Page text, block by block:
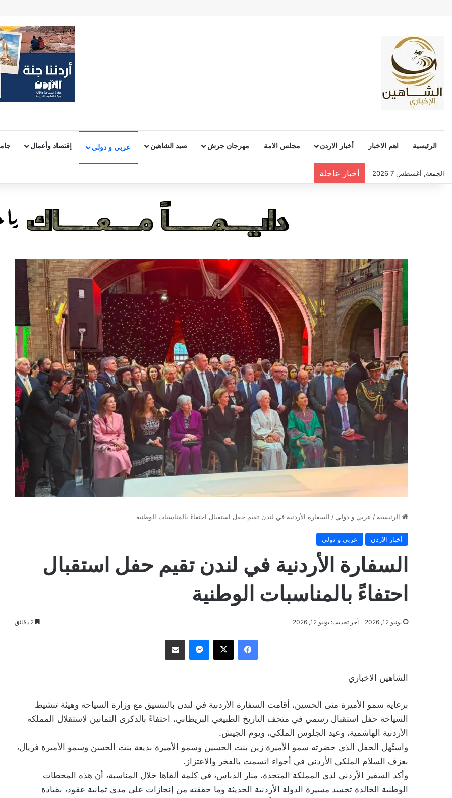
الرئيسية اهم الاخبار أخبار الاردن مجلس الامة مهرجان جرش صيد الشاهين عربي و دولي إقتصاد وأعمال
الجمعة, أغسطس 7 2026 أخبار عاجلة
الرئيسية / عربي و دولي / السفارة الأردنية في لندن تقيم حفل استقبال احتفاءً بالمناسبات الوطنية
أخبار الاردن عربي و دولي
السفارة الأردنية في لندن تقيم حفل استقبال
احتفاءً بالمناسبات الوطنية
يونيو 12, 2026 آخر تحديث: يونيو 12, 2026
فيسبوك ‫X ماسنجر مشاركة عبر البريد
الشاهين الاخباري
برعاية سمو الأميرة منى الحسين، أقامت السفارة الأردنية في لندن بالتنسيق مع وزارة السياحة وهيئة تنشيط
السياحة حفل استقبال رسمي في متحف التاريخ الطبيعي البريطاني، احتفاءً بالذكرى الثمانين لاستقلال المملكة
الأردنية الهاشمية، وعيد الجلوس الملكي، ويوم الجيش.
واستُهل الحفل الذي حضرته سمو الأميرة زين بنت الحسين وسمو الأميرة بديعة بنت الحسن وسمو الأميرة فريال،
بعزف السلام الملكي الأردني في أجواء اتسمت بالفخر والاعتزاز.
وأكد السفير الأردني لدى المملكة المتحدة، منار الدباس، في كلمة ألقاها خلال المناسبة، أن هذه المحطات
الوطنية الخالدة تجسد مسيرة الدولة الأردنية الحديثة وما حققته من إنجازات على مدى ثمانية عقود، بقيادة